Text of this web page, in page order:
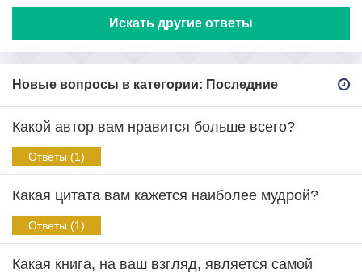
Искать другие ответы
Новые вопросы в категории: Последние
Какой автор вам нравится больше всего?
Ответы (1)
Какая цитата вам кажется наиболее мудрой?
Ответы (1)
Какая книга, на ваш взгляд, является самой